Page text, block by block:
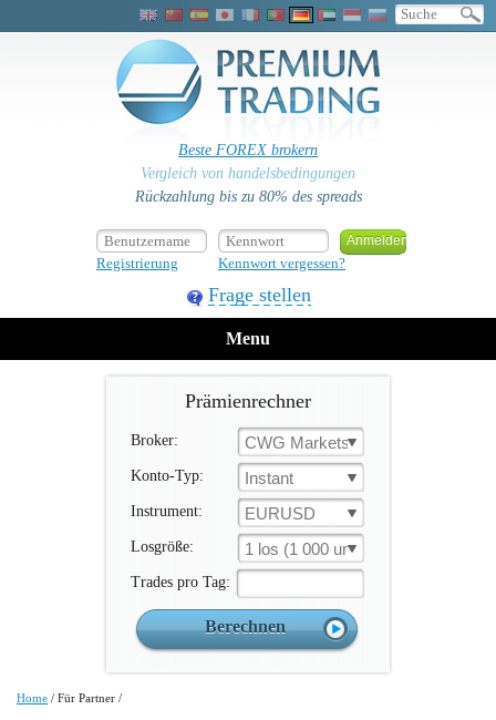
Beste FOREX brokern
Vergleich von handelsbedingungen
Rückzahlung bis zu 80% des spreads
Registrierung Kennwort vergessen?
Frage stellen
Menu
Prämienrechner
Broker: CWG Markets
Konto-Typ: Instant
Instrument: EURUSD
Losgröße: 1 los (1 000 un.)
Trades pro Tag:
Home / Für Partner /